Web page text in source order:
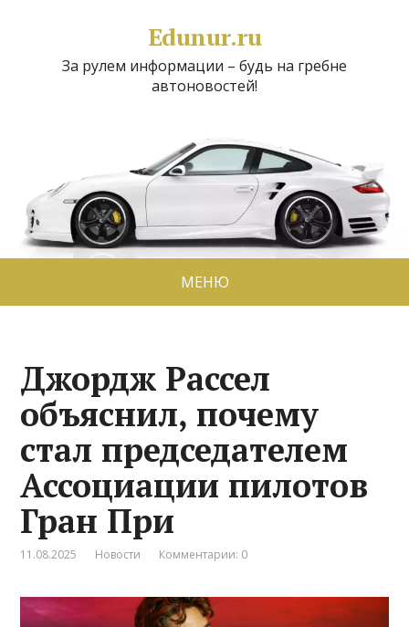
Edunur.ru
За рулем информации – будь на гребне
автоновостей!
МЕНЮ
Джордж Рассел
объяснил, почему
стал председателем
Ассоциации пилотов
Гран При
11.08.2025 Новости Комментарии: 0